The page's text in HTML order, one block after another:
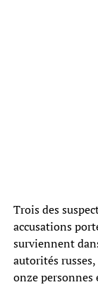
Trois des
accusations
surviennent
autorités
onze